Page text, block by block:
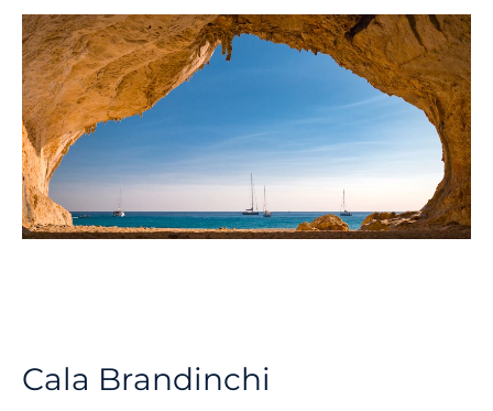
Cala Brandinchi